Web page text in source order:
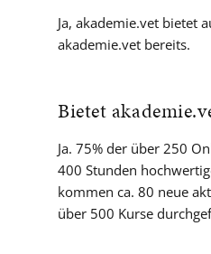
Ja, akademie.vet bietet
akademie.vet bereits.
Bietet
Ja. 75% der über 250
400 Stunden
kommen ca. 80 neue
über 500 Kurse